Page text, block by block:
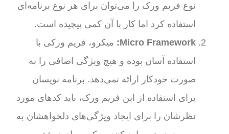
نوع فریم ورک را می‌توان برای هر نوع برنامه‌ای
استفاده کرد اما کار با آن کمی پیچیده است.
Micro Framework
: میکرو، فریم ورکی با
استفاده آسان بوده و هیچ ویژگی اضافی را به
صورت خودکار ارائه نمی‌دهد. برنامه نویسان
برای استفاده از این فریم ورک، باید کدهای مورد
نظرشان را برای ایجاد ویژگی‌های دلخواهشان به